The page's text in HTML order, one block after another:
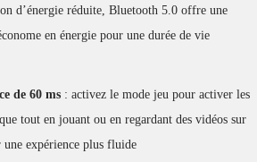
d’énergie réduite, Bluetooth 5.0 offre une
en énergie pour une durée de vie
de 60 ms : activez le mode jeu pour activer les
tout en jouant ou en regardant des vidéos sur
expérience plus fluide